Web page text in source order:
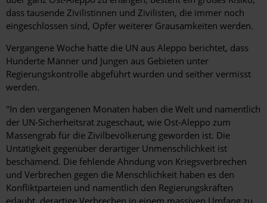
dass tausende Zivilistinnen und Zivilisten, die immer noch
eingeschlossen sind, Opfer weiterer Grausamkeiten werden.
Vergangene Woche hatte die UN aus Aleppo berichtet, dass
Hunderte Männer und Jungen aus Gebieten unter
Regierungskontrolle abgeführt wurden und seither vermisst
werden.
"In den vergangenen Monaten haben die Welt und namentlich
der UN-Sicherheitsrat zugeschaut, wie Ost-Aleppo zum
Massengrab für die Zivilbevölkerung geworden ist. Die
Untätigkeit gegenüber derartiger Unmenschlichkeit ist
beschämend. Die fehlende Ahndung von Kriegsverbrechen
und Verbrechen gegen die Menschlichkeit haben es den
Konfliktparteien und namentlich den Regierungskräften
erlaubt, derartige Verbrechen in einem massiven Umfang zu